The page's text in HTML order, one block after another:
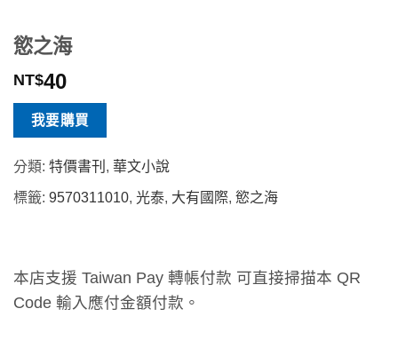
慾之海
NT$40
我要購買
分類: 特價書刊 , 華文小說
標籤: 9570311010, 光泰, 大有國際, 慾之海
本店支援 Taiwan Pay 轉帳付款 可直接掃描本 QR
Code 輸入應付金額付款。